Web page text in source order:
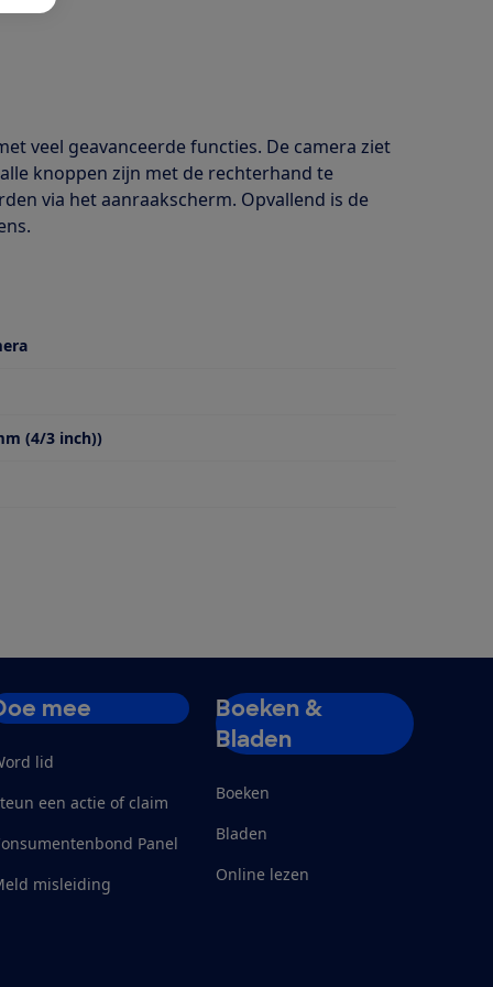
veel geavanceerde functies. De camera ziet
knoppen zijn met de rechterhand te
via het aanraakscherm. Opvallend is de
(4/3 inch))
mee
lid
een actie of claim
Panel
misleiding
Boeken &
Bladen
Boeken
Bladen
Online lezen